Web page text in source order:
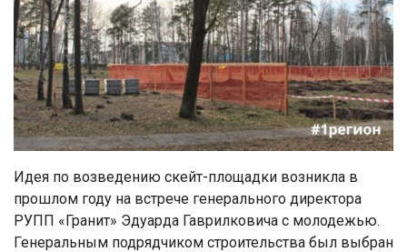
Идея по возведению скейт-площадки возникла в
прошлом году на встрече генерального директора
РУПП «Гранит» Эдуарда Гаврилковича с молодежью.
Генеральным подрядчиком строительства был выбран